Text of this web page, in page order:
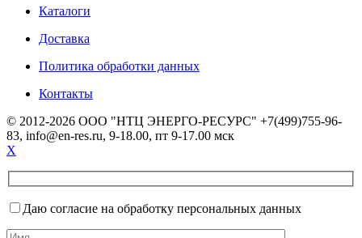
Каталоги
Доставка
Политика обработки данных
Контакты
© 2012-2026 ООО "НТЦ ЭНЕРГО-РЕСУРС" +7(499)755-96-
83, info@en-res.ru, 9-18.00, пт 9-17.00 мск
X
Даю согласие на обработку персональных данных